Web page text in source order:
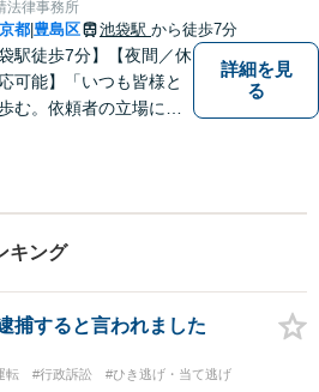
法律事務所
都 豊島区 池袋駅 から徒歩7分
袋駅徒歩7分】【夜間／休
可能】「いつも皆様と
む。依頼者の立場に立
幅広く対応可能。【地
根ざした弁護士】依頼者
から最適の解決方法を
します。
詳細を見
る
キング
捕すると言われました
転 #行政訴訟
#ひき逃げ・当て逃げ